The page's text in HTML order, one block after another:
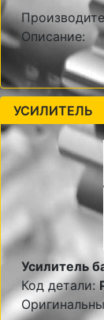
Описание:
УСИЛИТЕЛЬ
Усилитель
Код детали: